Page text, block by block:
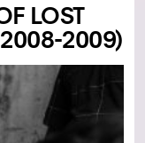
LOST
2009)